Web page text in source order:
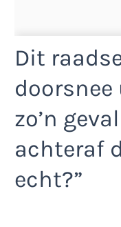
Dit
zo’n
achteraf
echt?”